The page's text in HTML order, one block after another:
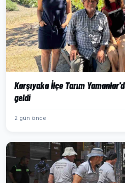
Karşıyaka İlçe Tarım
geldi
2 gün önce